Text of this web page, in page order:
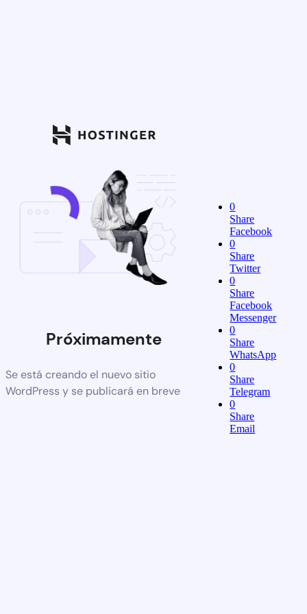
Próximamente
Se está creando el nuevo sitio
WordPress y se publicará en breve
0
Share
Facebook
0
Share
Twitter
0
Share
Facebook
Messenger
0
Share
WhatsApp
0
Share
Telegram
0
Share
Email